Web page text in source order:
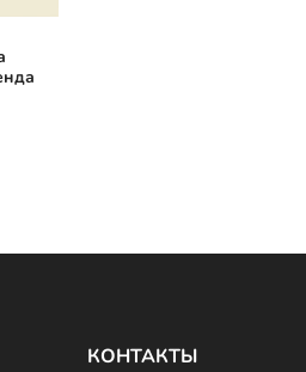
КОНТАКТЫ